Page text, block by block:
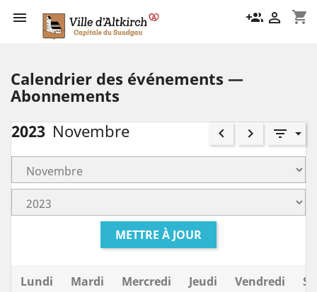
 shopping_cart
group_add 
Calendrier des événements —
Abonnements
2023 Novembre keyboard_arrow_left keyboard_arrow_right filter_list
METTRE À JOUR
Lundi Mardi Mercredi Jeudi Vendredi